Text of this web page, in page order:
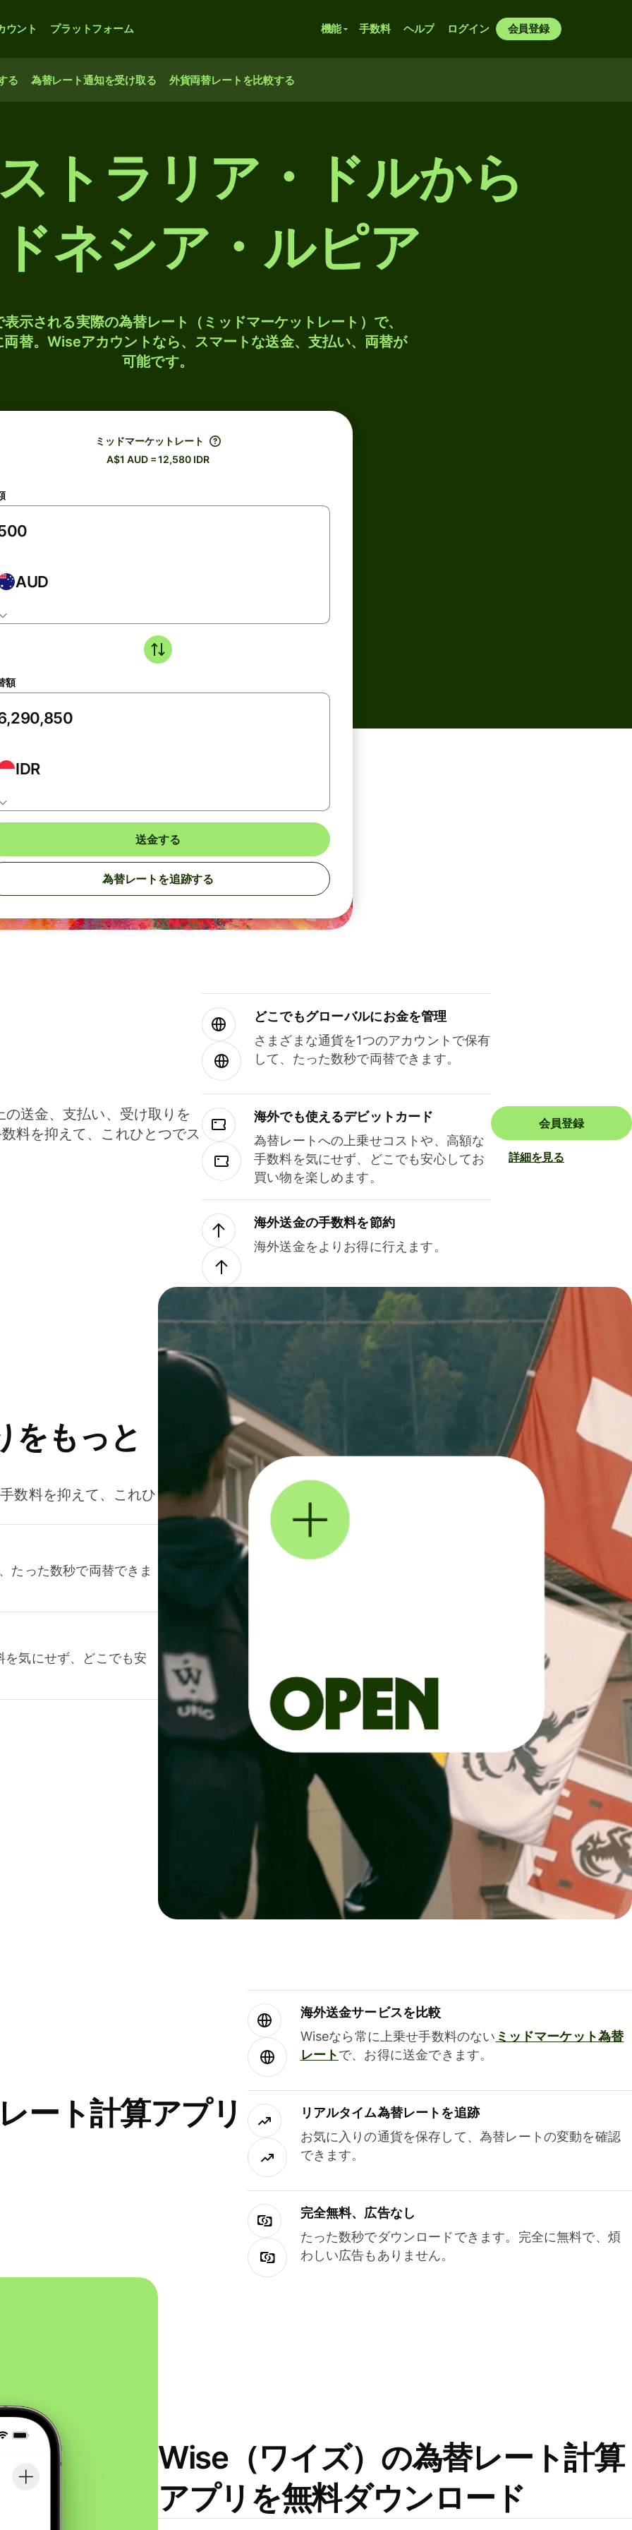
ウント プラットフォーム 機能 手数料 ヘルプ ログイン 会員登録
る 為替レート通知を受け取る 外貨両替レートを比較する
トラリア・ドルから
ネシア・ルピア
示される実際の為替レート（ミッドマーケットレート）で、
両替。Wiseアカウントなら、スマートな送金、支払い、両替が
可能です。
ミッドマーケットレート
A$1 AUD = 12,580 IDR
AUD
額
IDR
送金する
為替レートを追跡する
送金、支払い、受け取りを
料を抑えて、これひとつでス
どこでもグ⁠ロ⁠ー⁠バ⁠ルにお金を管理
さまざまな通貨を1つのアカウントで保有
して、たった数秒で両替できます。
海外でも使えるデビットカード
為替レートへの上乗せコストや、高額な
手数料を気にせず、どこでも安心してお
買い物を楽しめます。
海外送金の手数料を節約
海外送金をよりお得に行えます。
会員登録
詳細を見る
をもっと
数料を抑えて、これひ
たった数秒で両替できま
気にせず、どこでも安
ート計算アプリ
海外送金サービスを比較
Wiseなら常に上乗せ手数料のない ミッドマーケット為替
レートで、お得に送金できます。
リアルタイム為替レートを追跡
お気に入りの通貨を保存して、為替レートの変動を確認
できます。
完全無料、広告なし
たった数秒でダウンロードできます。完全に無料で、煩
わしい広告もありません。
Wise（ワイズ）の為替レート計算
アプリを無料ダウンロード